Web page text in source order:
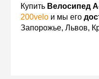
Купить Велосипед
200velo и мы его
Запорожье, Львов,